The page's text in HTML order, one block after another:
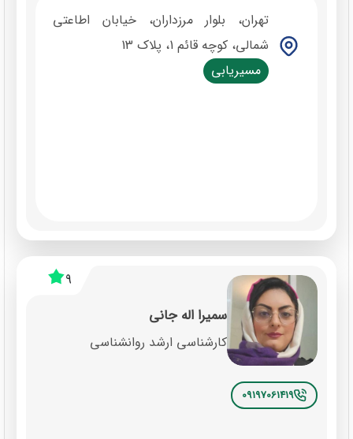
تهران، بلوار مرزداران، خیابان اطاعتی
شمالی، کوچه قائم 1، پلاک 13
مسیریابی
9
سمیرا اله جانی
کارشناسی ارشد روانشناسی
09197061419